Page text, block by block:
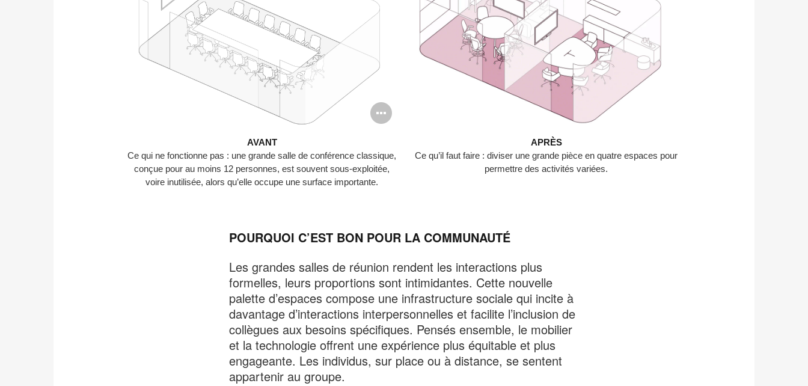
Ouvrir
bulle
de
AVANT
Ce qui ne fonctionne pas : une grande salle de conférence classique,
conçue pour au moins 12 personnes, est souvent sous-exploitée,
voire inutilisée, alors qu’elle occupe une surface importante.
APRÈS
Ce qu’il faut faire : diviser une grande pièce en quatre espaces pour
permettre des activités variées.
POURQUOI C’EST BON POUR LA COMMUNAUTÉ
Les grandes salles de réunion rendent les interactions plus
formelles, leurs proportions sont intimidantes. Cette nouvelle
palette d’espaces compose une infrastructure sociale qui incite à
davantage d’interactions interpersonnelles et facilite l’inclusion de
collègues aux besoins spécifiques. Pensés ensemble, le mobilier
et la technologie offrent une expérience plus équitable et plus
engageante. Les individus, sur place ou à distance, se sentent
appartenir au groupe.